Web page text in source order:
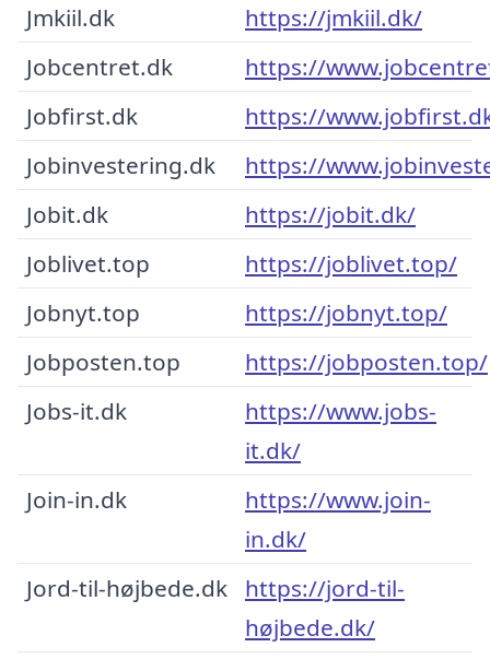
Jmkiil.dk
https://jmkiil.dk/
Jobcentret.dk
https://
Jobfirst.dk
https://
Jobinvestering.dk
https://
Jobit.dk
https://jobit.dk/
Joblivet.top
https://joblivet.top/
Jobnyt.top
https://jobnyt.top/
Jobposten.top
https://jobposten.top/
Jobs-it.dk
https://www.jobs-
it.dk/
Join-in.dk
https://www.join-
in.dk/
Jord-til-højbede.dk
https://jord-til-
højbede.dk/